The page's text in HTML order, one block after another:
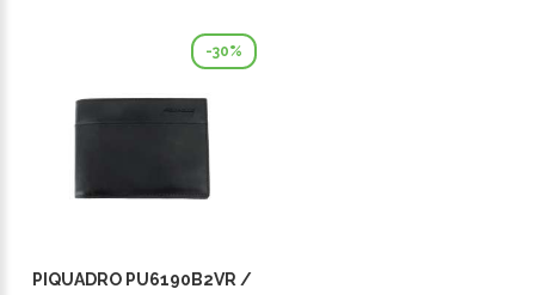
-30%
PIQUADRO PU6190B2VR /